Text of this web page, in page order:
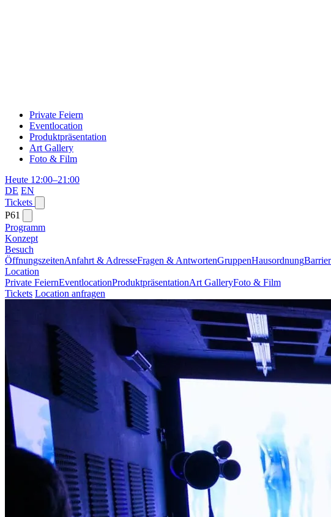
Private Feiern
Eventlocation
Produktpräsentation
Art Gallery
Foto & Film
Heute 12:00–21:00
DE EN
Tickets
P61
Programm
Konzept
Besuch
ÖffnungszeitenAnfahrt & AdresseFragen & AntwortenGruppenHausordnung
Location
Private FeiernEventlocationProduktpräsentationArt GalleryFoto & Film
Tickets Location anfragen